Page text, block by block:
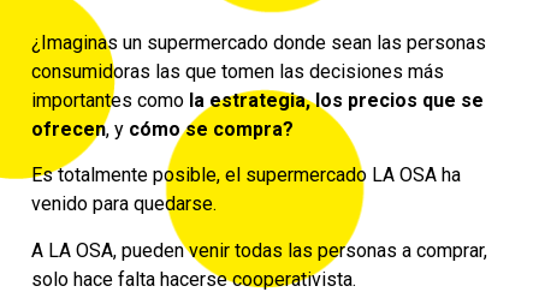
¿Imaginas un supermercado donde sean las personas
consumidoras las que tomen las decisiones más
importantes como la estrategia, los precios que se
ofrecen, y cómo se compra?
Es totalmente posible, el supermercado LA OSA ha
venido para quedarse.
A LA OSA, pueden venir todas las personas a comprar,
solo hace falta hacerse cooperativista.